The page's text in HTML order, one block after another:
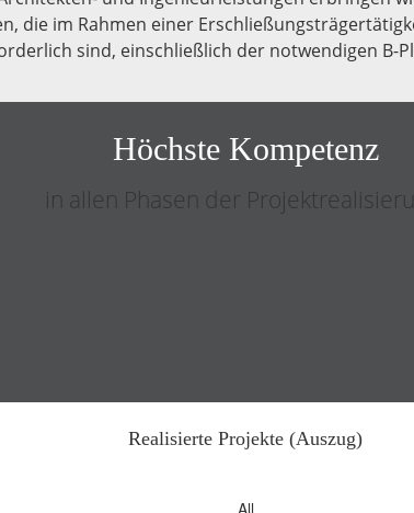
die im Rahmen einer
sind, einschließlich der notwendigen B-
Höchste Kompetenz
in allen Phasen der
Realisierte Projekte (Auszug)
All